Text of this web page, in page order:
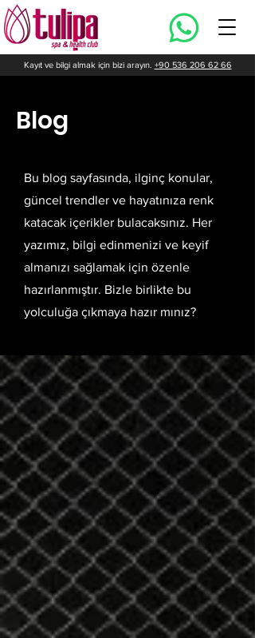
Kayıt ve bilgi almak için bizi arayın. +90 536 206 62 66
Blog
Bu blog sayfasında, ilginç konular,
güncel trendler ve hayatınıza renk
katacak içerikler bulacaksınız. Her
yazımız, bilgi edinmenizi ve keyif
almanızı sağlamak için özenle
hazırlanmıştır. Bizle birlikte bu
yolculuğa çıkmaya hazır mınız?